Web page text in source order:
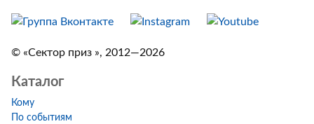
© «Сектор приз », 2012—2026
Каталог
Кому
По событиям